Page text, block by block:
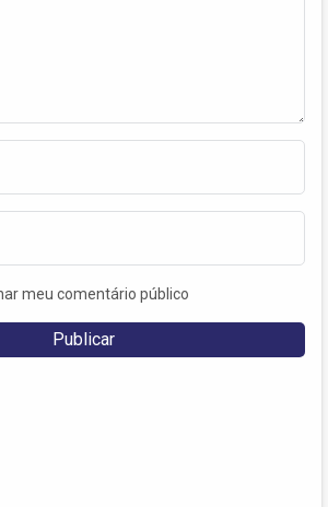
meu comentário público